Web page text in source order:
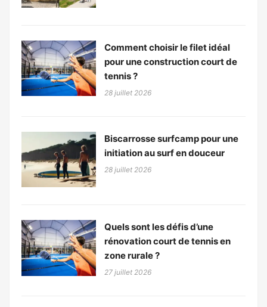
Comment choisir le filet idéal
pour une construction court de
tennis ?
28 juillet 2026
Biscarrosse surfcamp pour une
initiation au surf en douceur
28 juillet 2026
Quels sont les défis d’une
rénovation court de tennis en
zone rurale ?
27 juillet 2026